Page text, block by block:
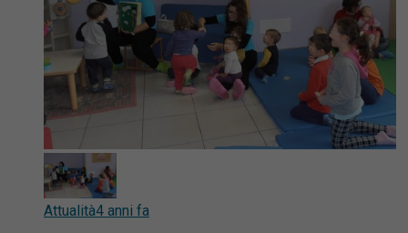
Attualità4 anni fa